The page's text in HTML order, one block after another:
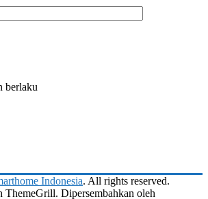
berlaku
Indonesia. All rights reserved.
ThemeGrill. Dipersembahkan oleh